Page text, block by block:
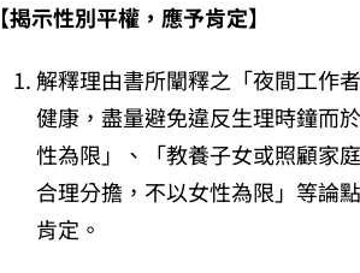
【揭示性別平權，應予肯定】
解釋理由書所闡釋之「夜間工作
健康，盡量避免違反生理時鐘而
性為限」、「教養子女或照顧家
合理分擔，不以女性為限」等論
肯定。